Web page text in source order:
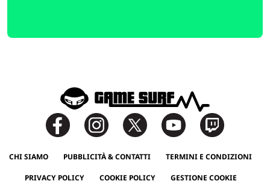
CHI SIAMO PUBBLICITÀ & CONTATTI TERMINI E CONDIZIONI
PRIVACY POLICY COOKIE POLICY GESTIONE COOKIE